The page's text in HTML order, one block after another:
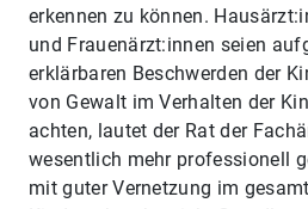
erkennen zu können.
und Frauenärzt:innen seien
erklärbaren Beschwerden der
von Gewalt im Verhalten der
achten, lautet der Rat der
wesentlich mehr professionell
mit guter Vernetzung im